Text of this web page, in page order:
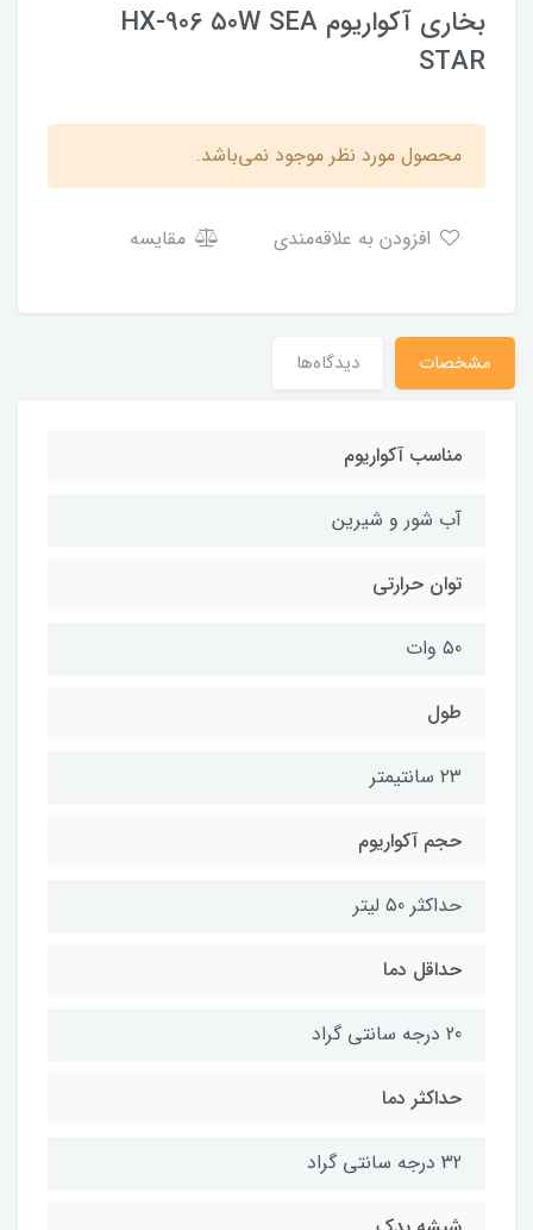
بخاری آکواریوم HX-906 ۵0W SEA
STAR
محصول مورد نظر موجود نمی‌باشد.
مقایسه
مشخصات دیدگاه‌ها
مناسب آکواریوم
آب شور و شیرین
توان حرارتی
۵0 وات
طول
۲۳ سانتیمتر
حجم آکواریوم
حداکثر ۵0 لیتر
حداقل دما
20 درجه سانتی گراد
حداکثر دما
32 درجه سانتی گراد